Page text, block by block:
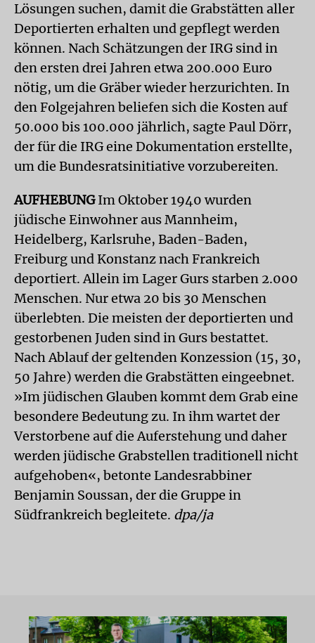
Lösungen suchen, damit die Grabstätten aller
Deportierten erhalten und gepflegt werden
können. Nach Schätzungen der IRG sind in
den ersten drei Jahren etwa 200.000 Euro
nötig, um die Gräber wieder herzurichten. In
den Folgejahren beliefen sich die Kosten auf
50.000 bis 100.000 jährlich, sagte Paul Dörr,
der für die IRG eine Dokumentation erstellte,
um die Bundesratsinitiative vorzubereiten.
AUFHEBUNGIm Oktober 1940 wurden
jüdische Einwohner aus Mannheim,
Heidelberg, Karlsruhe, Baden-Baden,
Freiburg und Konstanz nach Frankreich
deportiert. Allein im Lager Gurs starben 2.000
Menschen. Nur etwa 20 bis 30 Menschen
überlebten. Die meisten der deportierten und
gestorbenen Juden sind in Gurs bestattet.
Nach Ablauf der geltenden Konzession (15, 30,
50 Jahre) werden die Grabstätten eingeebnet.
»Im jüdischen Glauben kommt dem Grab eine
besondere Bedeutung zu. In ihm wartet der
Verstorbene auf die Auferstehung und daher
werden jüdische Grabstellen traditionell nicht
aufgehoben«, betonte Landesrabbiner
Benjamin Soussan, der die Gruppe in
Südfrankreich begleitete. dpa/ja